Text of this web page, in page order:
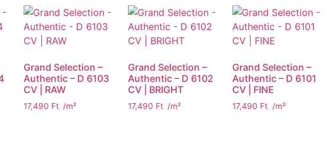
Grand Selection –
Authentic – D 6103
CV | RAW
17,490 Ft /m²
Grand Selection –
Authentic – D 6102
CV | BRIGHT
17,490 Ft /m²
Grand Selection –
Authentic – D 6101
CV | FINE
17,490 Ft /m²